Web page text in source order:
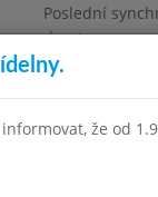
Poslední
Úterý
Omezení
450
že od